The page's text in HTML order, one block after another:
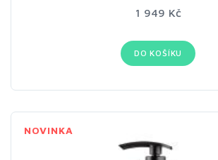
1 949 Kč
DO KOŠÍKU
NOVINKA